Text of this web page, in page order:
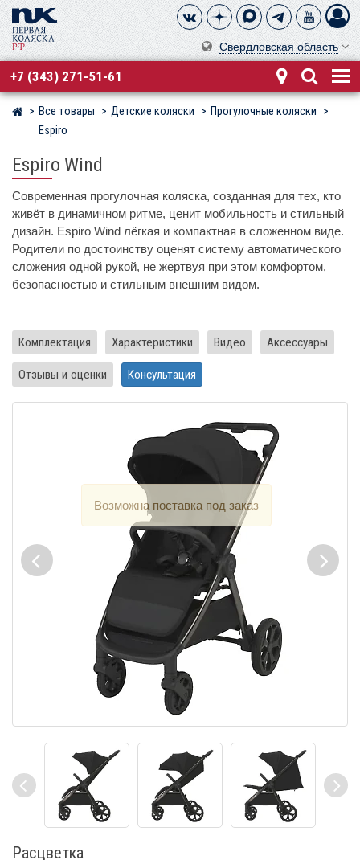
Свердловская область
+7 (343) 271-51-61
Магазин детских колясок
Все товары Детские коляски
Прогулочные коляски
Espiro
Espiro Wind
Современная прогулочная коляска, созданная для тех, кто
живёт в динамичном ритме, ценит мобильность и стильный
дизайн. Espiro Wind лёгкая и компактная в сложенном виде.
Родители по достоинству оценят систему автоматического
сложения одной рукой, не жертвуя при этом комфортом,
безопасностью и стильным внешним видом.
Комплектация Характеристики Видео Аксессуары
Отзывы и оценки Консультация
Расцветка